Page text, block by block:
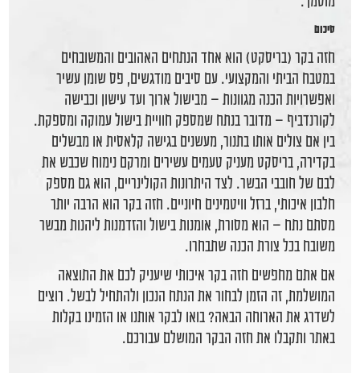
סיכום
חזה בקר (בריסקט) הוא אחד הנתחים האהובים והמשובחים
במטבח הביתי והמקצועי. עם סיבים מודגשים, פס שומן עשיר
ואפשרויות הכנה מגוונות – מבישול ארוך ועד עישון וכבישה
לקורנדביף – מדובר בנתח שמספק חוויית בישול עמוקה ומספקת.
בין אם צולים אותו בתנור, מעשנים בגישה קלאסית או מבשלים
בקדירה, בריסקט מעניק טעמים עשירים ומרקם נימוח שכבש את
לבם של חובבי הבשר. לצד היתרונות הקולינריים, הוא גם מספק
חלבון איכותי, ברזל וויטמינים חיוניים. חזה בקר הוא הרבה יותר
מסתם נתח – הוא מסורת, אומנות בישול והזדמנות ליהנות מבשר
משובח בכל צורת הכנה שתבחרו.
אם אתם מחפשים חזה בקר איכותי שיעניק לכם את התוצאה
המושלמת, זה הזמן לבחור את הנתח הנכון ולהתחיל לבשל. רוצים
לשדרג את הארוחה הבאה? בואו לבקר אותנו או הזמינו בקלות
באתר ותקבלו את חזה הבקר המושלם עבורכם.